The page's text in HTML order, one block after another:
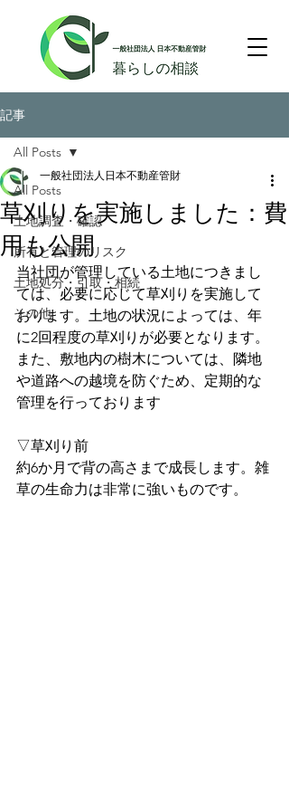
記事
All Posts
土地調査・確認
所有と管理のリスク
土地処分・引取・相続
その他
All Posts
草刈りを実施しました：費
用も公開
一般社団法人日本不動産管財
当社団が管理している土地につきまし
ては、必要に応じて草刈りを実施して
おります。土地の状況によっては、年
に2回程度の草刈りが必要となります。
また、敷地内の樹木については、隣地
や道路への越境を防ぐため、定期的な
管理を行っております
▽草刈り前
約6か月で背の高さまで成長します。雑
草の生命力は非常に強いものです。